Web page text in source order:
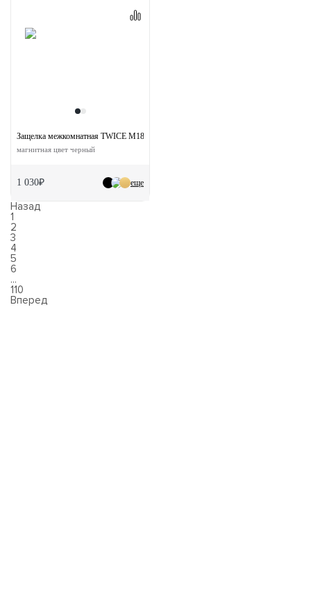
еще
Защелка межкомнатная TWICE M1885 BL с ответной планкой
магнитная цвет черный
1 030₽
Назад
1
2
3
4
5
6
...
110
Вперед